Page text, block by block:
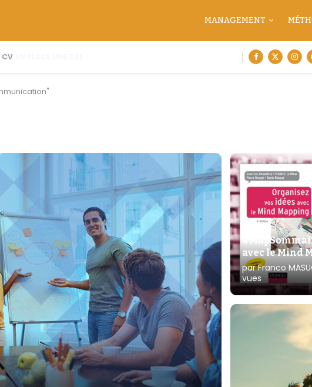
MANAGEMENT
avec le Mind
parFranco
vues